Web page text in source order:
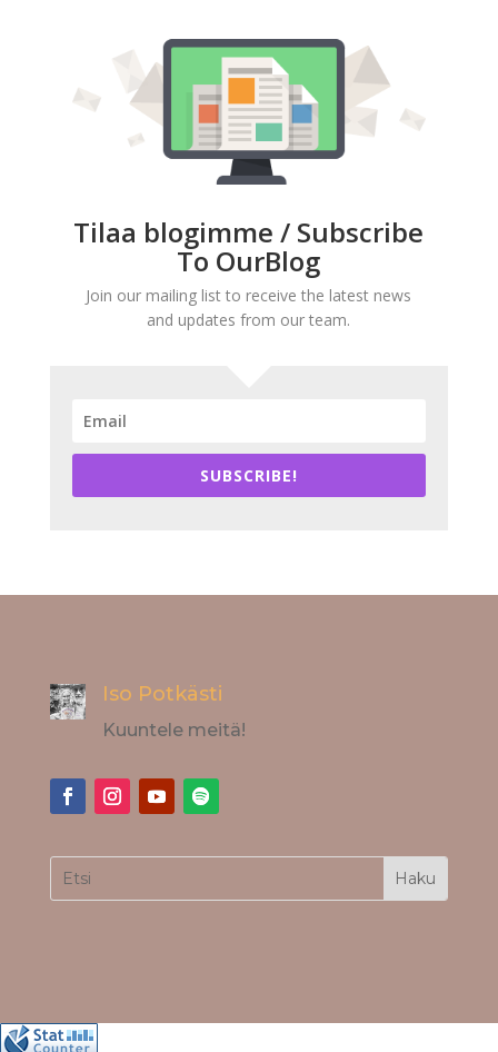
Tilaa blogimme / Subscribe
To OurBlog
Join our mailing list to receive the latest news
and updates from our team.
SUBSCRIBE!
Iso Potkästi
Kuuntele meitä!